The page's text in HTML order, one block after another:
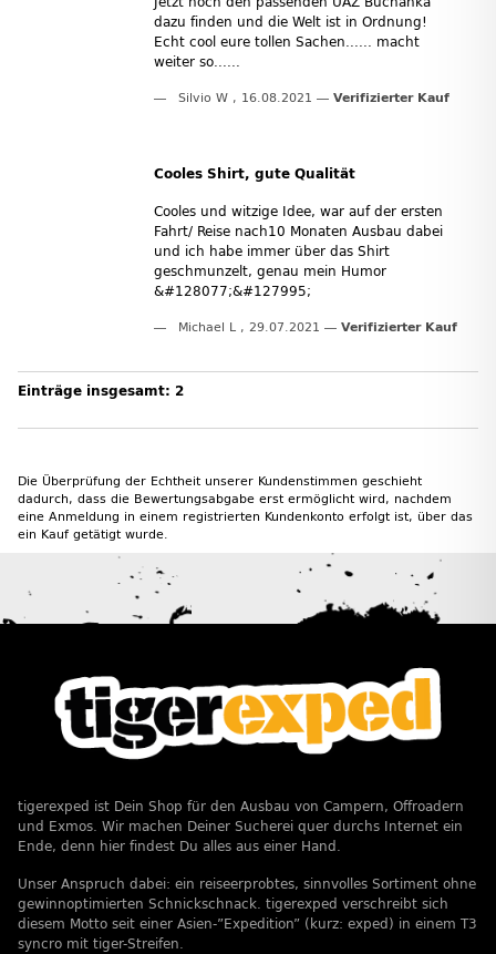
dazu finden und die Welt ist in Ordnung!
Echt cool eure tollen Sachen...... macht
weiter so......
Silvio W , 16.08.2021 Verifizierter Kauf
Cooles Shirt, gute Qualität
Cooles und witzige Idee, war auf der ersten
Fahrt/ Reise nach10 Monaten Ausbau dabei
und ich habe immer über das Shirt
geschmunzelt, genau mein Humor
&#128077;&#127995;
Michael L , 29.07.2021 Verifizierter Kauf
Einträge insgesamt: 2
Die Überprüfung der Echtheit unserer Kundenstimmen geschieht
dadurch, dass die Bewertungsabgabe erst ermöglicht wird, nachdem
eine Anmeldung in einem registrierten Kundenkonto erfolgt ist, über das
ein Kauf getätigt wurde.
tigerexped ist Dein Shop für den Ausbau von Campern, Offroadern
und Exmos. Wir machen Deiner Sucherei quer durchs Internet ein
Ende, denn hier findest Du alles aus einer Hand.
Unser Anspruch dabei: ein reiseerprobtes, sinnvolles Sortiment ohne
gewinnoptimierten Schnickschnack. tigerexped verschreibt sich
diesem Motto seit einer Asien-”Expedition” (kurz: exped) in einem T3
syncro mit tiger-Streifen.